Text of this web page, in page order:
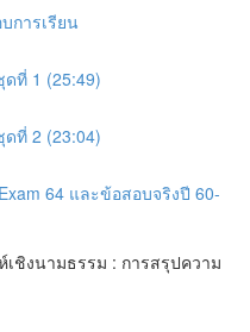
การเรียน
ที่ 1 (25:49)
ที่ 2 (23:04)
64 และข้อสอบจริงปี 60-
เชิงนามธรรม : การสรุปความ